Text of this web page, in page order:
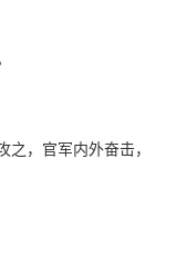
，官军内外奋击，